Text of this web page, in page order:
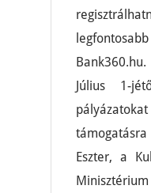
Bank360.hu.
Július 1-
Eszter, a